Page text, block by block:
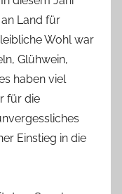
e
n
Land für
Wohl war
Glühwein,
haben viel
für die
Einstieg in die